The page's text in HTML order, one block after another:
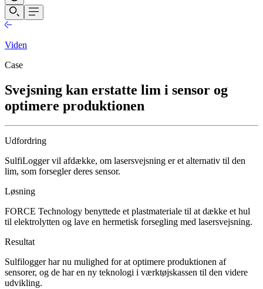
Viden
Case
Svejsning kan erstatte lim i sensor og
optimere produktionen
Udfordring
SulfiLogger vil afdække, om lasersvejsning er et alternativ til den
lim, som forsegler deres sensor.
Løsning
FORCE Technology benyttede et plastmateriale til at dække et hul
til elektrolytten og lave en hermetisk forsegling med lasersvejsning.
Resultat
Sulfilogger har nu mulighed for at optimere produktionen af
sensorer, og de har en ny teknologi i værktøjskassen til den videre
udvikling.